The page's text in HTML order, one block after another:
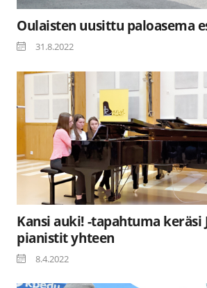
Oulaisten uusittu paloasema
31.8.2022
Kansi auki! -tapahtuma keräsi
pianistit yhteen
8.4.2022